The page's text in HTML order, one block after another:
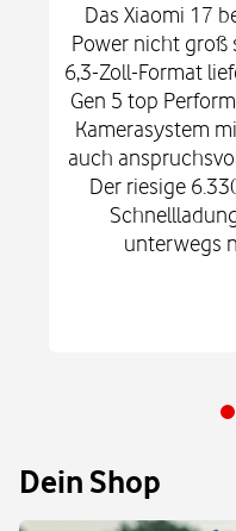
Das Xiaomi 17
Power nicht groß
6,3-Zoll-Format
Gen 5 top
Kamerasystem
auch
Der riesige
unterwegs
Dein Shop